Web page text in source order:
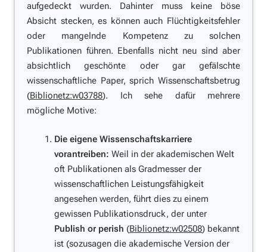
aufgedeckt wurden. Dahinter muss keine böse
Absicht stecken, es können auch Flüchtigkeitsfehler
oder mangelnde Kompetenz zu solchen
Publikationen führen. Ebenfalls nicht neu sind aber
absichtlich geschönte oder gar gefälschte
wissenschaftliche Paper, sprich Wissenschaftsbetrug
(Biblionetz:w03788). Ich sehe dafür mehrere
mögliche Motive:
Die eigene Wissenschaftskarriere
vorantreiben: Weil in der akademischen Welt
oft Publikationen als Gradmesser der
wissenschaftlichen Leistungsfähigkeit
angesehen werden, führt dies zu einem
gewissen Publikationsdruck, der unter
Publish or perish (Biblionetz:w02508) bekannt
ist (sozusagen die akademische Version der